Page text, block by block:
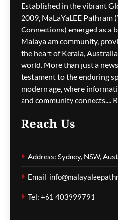
ഗീത ദാസ്‌
സിഡ്നി
വൈകി
സംഭവം;
Established in the vibrant
2009, MaLaYaLEE Pathram
Connections) emerged as a
Malayalam community,
the heart of Kerala,
world. More than just a
testament to the enduring
modern age, where
and community connects....
Reach Us
Address: Sydney, NSW,
Email:
Tel: +61 403999791